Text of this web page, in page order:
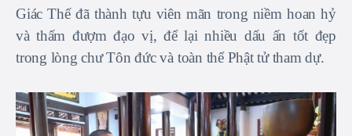
Giác Thế đã thành tựu viên mãn trong niềm hoan hỷ
và thấm đượm đạo vị, để lại nhiều dấu ấn tốt đẹp
trong lòng chư Tôn đức và toàn thể Phật tử tham dự.